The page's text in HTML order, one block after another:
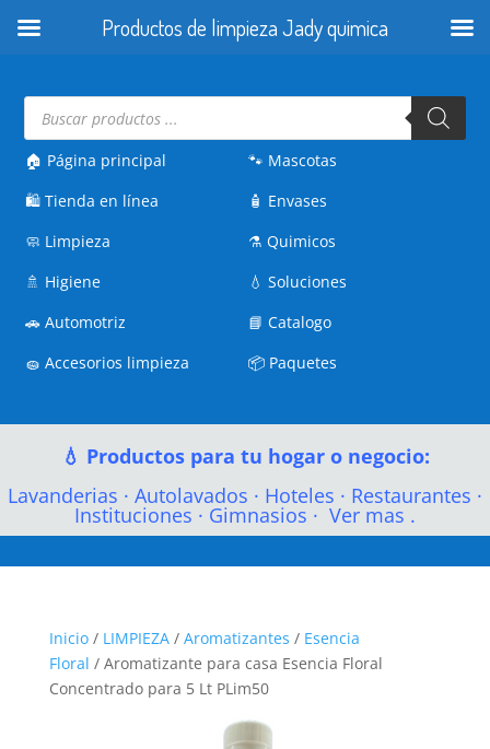
Búsqueda
productos
🏠 Página principal
🛍️Tienda en línea
🧼 Limpieza
🚿 Higiene
🚗Automotriz
🧽Accesorios limpieza
🐾 Mascotas
🧴 Envases
⚗️Quimicos
💧Soluciones
📘Catalogo
📦 Paquetes
💧 Productos para tu hogar o negocio:
Lavanderias · Autolavados · Hoteles · Restaurantes ·
Instituciones · Gimnasios · Ver mas .
Inicio/ LIMPIEZA/ Aromatizantes / Esencia
Floral / Aromatizante para casa Esencia Floral
Concentrado para 5 Lt PLim50
Productos de limpieza Jady quimica